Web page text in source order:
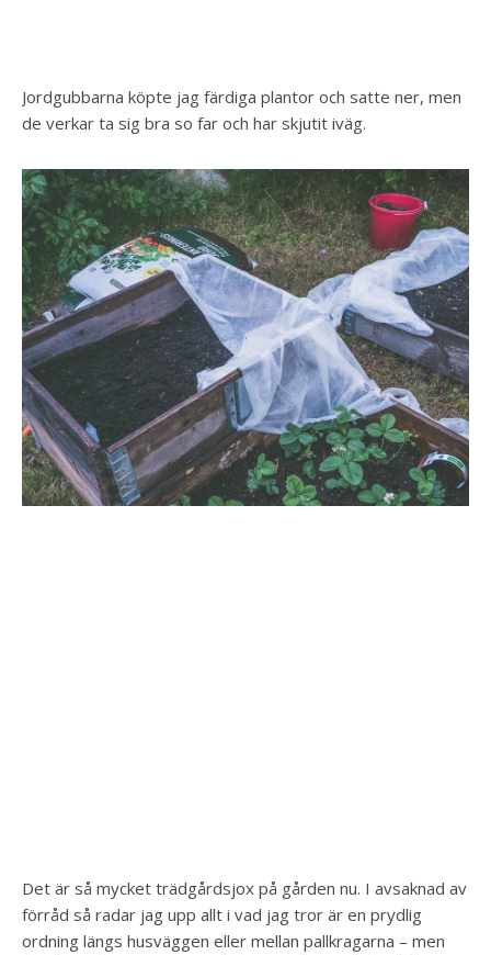
Jordgubbarna köpte jag färdiga plantor och satte ner, men
de verkar ta sig bra so far och har skjutit iväg.
Det är så mycket trädgårdsjox på gården nu. I avsaknad av
förråd så radar jag upp allt i vad jag tror är en prydlig
ordning längs husväggen eller mellan pallkragarna – men